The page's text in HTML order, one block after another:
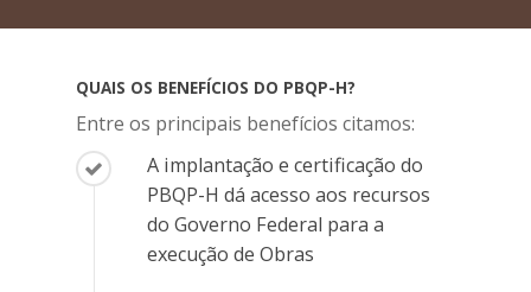
QUAIS OS BENEFÍCIOS DO PBQP-H?
Entre os principais benefícios citamos:
A implantação e certificação do
PBQP-H dá acesso aos recursos
do Governo Federal para a
execução de Obras